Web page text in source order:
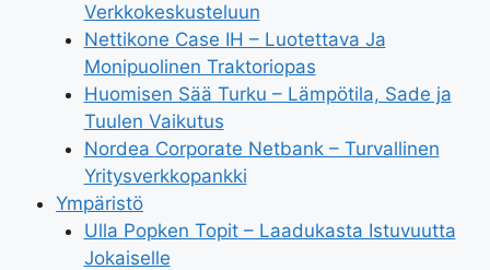
Verkkokeskusteluun
Nettikone Case IH – Luotettava Ja
Monipuolinen Traktoriopas
Huomisen Sää Turku – Lämpötila, Sade ja
Tuulen Vaikutus
Nordea Corporate Netbank – Turvallinen
Yritysverkkopankki
Ympäristö
Ulla Popken Topit – Laadukasta Istuvuutta
Jokaiselle